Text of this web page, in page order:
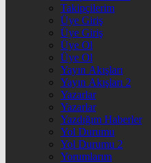
Takipçilerim
Üye Giriş
Üye Giriş
Üye Ol
Üye Ol
Yayın Akışları
Yayın Akışları 2
Yazarlar
Yazarlar
Yazdığım Haberler
Yol Durumu
Yol Durumu 2
Yorumlarım